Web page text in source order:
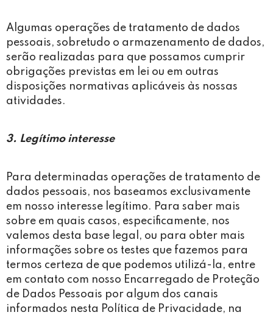
Algumas operações de tratamento de dados
pessoais, sobretudo o armazenamento de dados,
serão realizadas para que possamos cumprir
obrigações previstas em lei ou em outras
disposições normativas aplicáveis às nossas
atividades.
3. Legítimo interesse
Para determinadas operações de tratamento de
dados pessoais, nos baseamos exclusivamente
em nosso interesse legítimo. Para saber mais
sobre em quais casos, especificamente, nos
valemos desta base legal, ou para obter mais
informações sobre os testes que fazemos para
termos certeza de que podemos utilizá-la, entre
em contato com nosso Encarregado de Proteção
de Dados Pessoais por algum dos canais
informados nesta Política de Privacidade, na